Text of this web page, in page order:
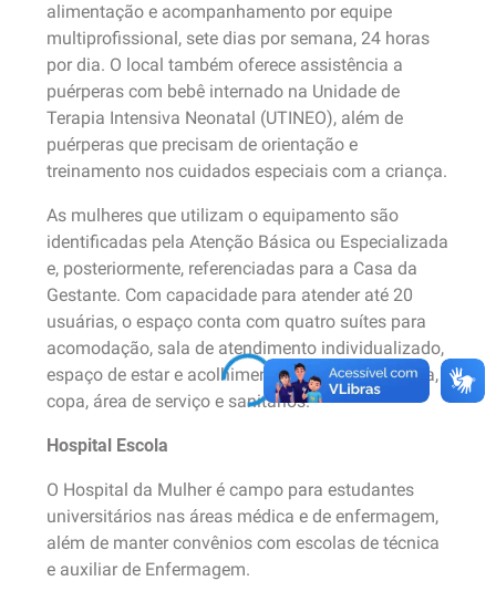
alimentação e acompanhamento por equipe
multiprofissional, sete dias por semana, 24 horas
por dia. O local também oferece assistência a
puérperas com bebê internado na Unidade de
Terapia Intensiva Neonatal (UTINEO), além de
puérperas que precisam de orientação e
treinamento nos cuidados especiais com a criança.
As mulheres que utilizam o equipamento são
identificadas pela Atenção Básica ou Especializada
e, posteriormente, referenciadas para a Casa da
Gestante. Com capacidade para atender até 20
usuárias, o espaço conta com quatro suítes para
acomodação, sala de atendimento individualizado,
espaço de estar e acolhimento das mães, cozinha,
copa, área de serviço e sanitários.
Hospital Escola
O Hospital da Mulher é campo para estudantes
universitários nas áreas médica e de enfermagem,
além de manter convênios com escolas de técnica
e auxiliar de Enfermagem.